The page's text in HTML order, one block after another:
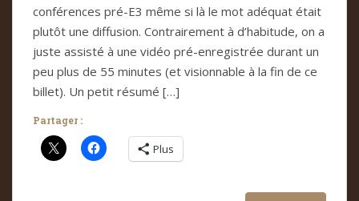
conférences pré-E3 même si là le mot adéquat était
plutôt une diffusion. Contrairement à d’habitude, on a
juste assisté à une vidéo pré-enregistrée durant un
peu plus de 55 minutes (et visionnable à la fin de ce
billet). Un petit résumé […]
Partager :
Plus